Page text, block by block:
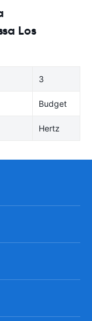
Los
3
Budget
Hertz